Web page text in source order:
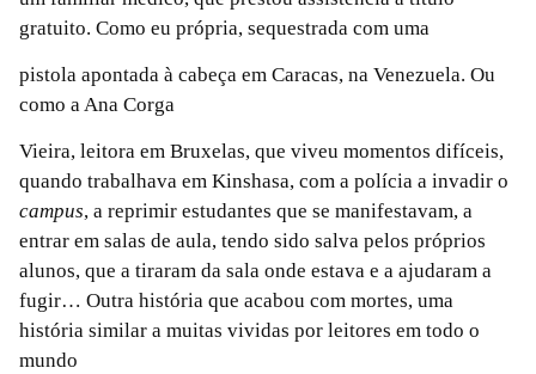
gratuito. Como eu própria, sequestrada com uma
pistola apontada à cabeça em Caracas, na Venezuela. Ou
como a Ana Corga
Vieira, leitora em Bruxelas, que viveu momentos difíceis,
quando trabalhava em Kinshasa, com a polícia a invadir o
campus, a reprimir estudantes que se manifestavam, a
entrar em salas de aula, tendo sido salva pelos próprios
alunos, que a tiraram da sala onde estava e a ajudaram a
fugir… Outra história que acabou com mortes, uma
história similar a muitas vividas por leitores em todo o
mundo